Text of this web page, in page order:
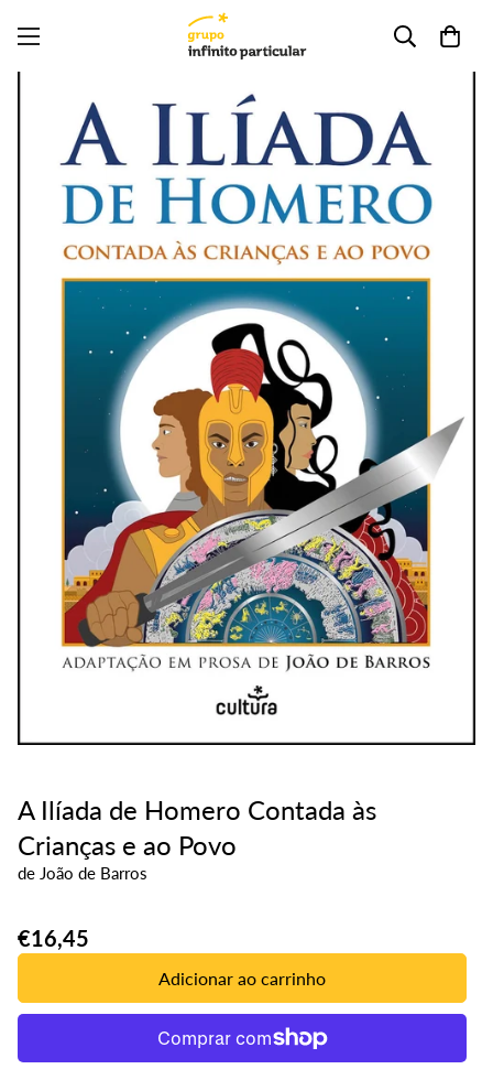
A Ilíada de Homero Contada às
Crianças e ao Povo
de João de Barros
Translation
missing:
PT.products.product.price.regular_price
€16,45
Adicionar ao carrinho